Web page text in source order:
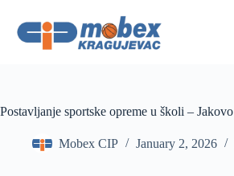
content
Postavljanje sportske opreme u školi – Jakovo
Mobex CIP January 2, 2026